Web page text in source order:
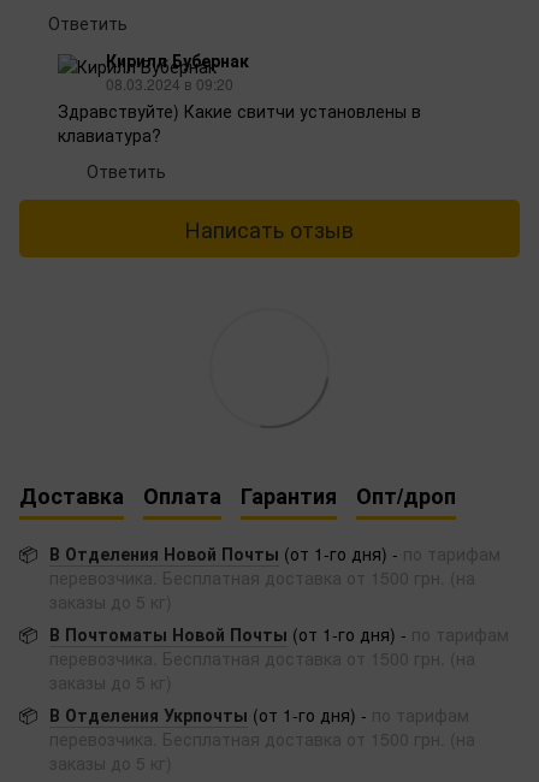
Ответить
Кирилл Бубернак
08.03.2024 в 09:20
Здравствуйте) Какие свитчи установлены в
клавиатура?
Ответить
Написать отзыв
Доставка Оплата Гарантия Опт/дроп
📦 В Отделения Новой Почты (от 1-го дня) - по тарифам
перевозчика. Бесплатная доставка от 1500 грн. (на
заказы до 5 кг)
📦 В Почтоматы Новой Почты (от 1-го дня) - по тарифам
перевозчика. Бесплатная доставка от 1500 грн. (на
заказы до 5 кг)
📦 В Отделения Укрпочты (от 1-го дня) - по тарифам
перевозчика. Бесплатная доставка от 1500 грн. (на
заказы до 5 кг)